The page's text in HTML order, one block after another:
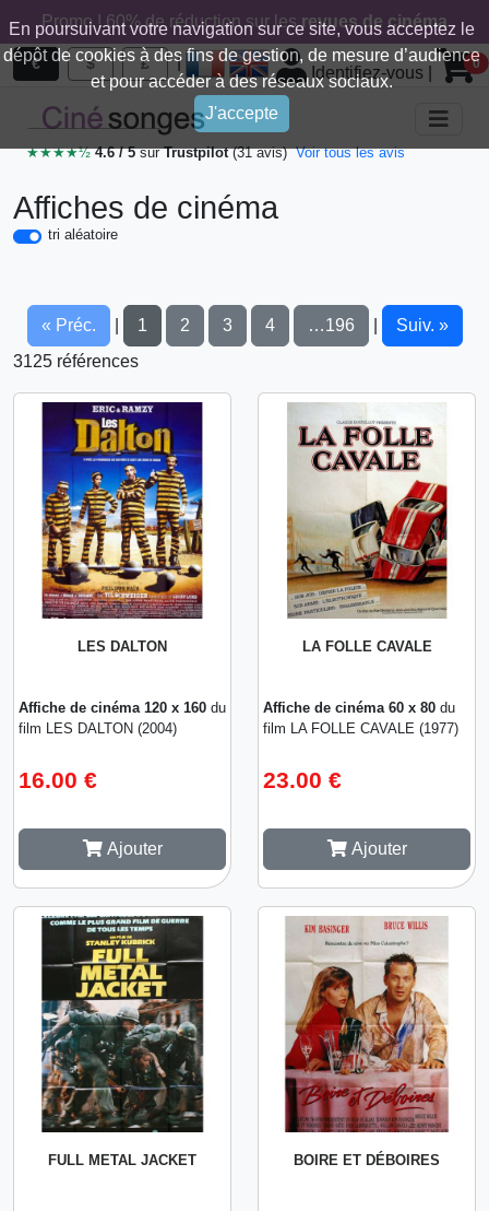
En poursuivant votre navigation sur ce site, vous acceptez le
dépôt de cookies à des fins de gestion, de mesure d’audience
et pour accéder à des réseaux sociaux.
J'accepte
Promo ! 60% de réduction sur lesrevues de cinéma
€ $ £ |
Identifiez-vous 0
★★★★½4.6 / 5surTrustpilot(31 avis) Voir tous les avis
Affiches de cinéma
tri aléatoire
« Préc. 1 2 3 4 …196
Suiv. »
3125 références
LES DALTON
Affiche de cinéma 120 x 160 du
film LES DALTON (2004)
16.00 €
Ajouter
LA FOLLE CAVALE
Affiche de cinéma 60 x 80 du
film LA FOLLE CAVALE (1977)
23.00 €
Ajouter
FULL METAL JACKET BOIRE ET DÉBOIRES